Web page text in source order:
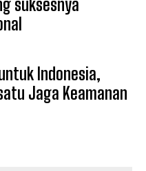
suksesnya
Indonesia,
Jaga Keamanan